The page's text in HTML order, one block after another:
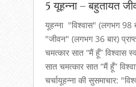
5 यूहन्ना – बहुतायत
​यूहन्ना "विश्वास" (लगभग 98
"जीवन" (लगभग 36 बार)
चमत्कार सात “मैं हूँ” विश्वास
सात चमत्कार सात “मैं हूँ”
चर्चायूहन्ना की सुसमाचार: